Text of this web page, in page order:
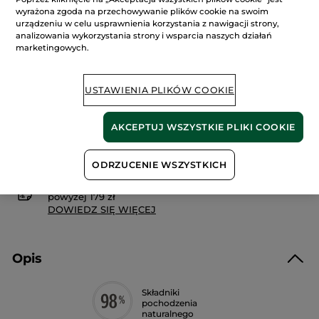
4.9
na
5
gwiazdek.
Przeczytaj
ekstra
52.90 zł
Powiadom o dostępności
Bezpieczna płatność
Satysfakcja albo zwrot pieniędzy
powyżej 179 zł
DOWIEDZ SIĘ WIĘCEJ
Opis
Składniki
pochodzenia
naturalnego
wyrażona zgoda na przechowywanie plików cookie na swoim
urządzeniu w celu usprawnienia korzystania z nawigacji strony,
analizowania wykorzystania strony i wsparcia naszych działań
marketingowych.
USTAWIENIA PLIKÓW COOKIE
ODRZUCENIE WSZYSTKICH
AKCEPTUJ WSZYSTKIE PLIKI COOKIE